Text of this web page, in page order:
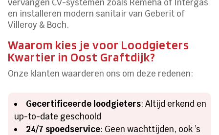
vervangen CV-systemen zoals Remeha of Intergas
en installeren modern sanitair van Geberit of
Villeroy & Boch.​
Waarom kies je voor Loodgieters
Kwartier in Oost Graftdijk?
Onze klanten waarderen ons om deze redenen:
Gecertificeerde loodgieters: Altijd erkend en
up-to-date geschoold
24/7 spoedservice: Geen wachttijden, ook ’s